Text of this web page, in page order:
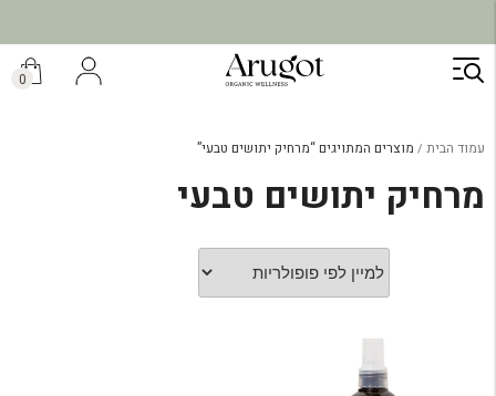
דילוג
לתוכן
0
עמוד הבית מוצרים המתויגים “מרחיק יתושים טבעי”
מרחיק יתושים טבעי